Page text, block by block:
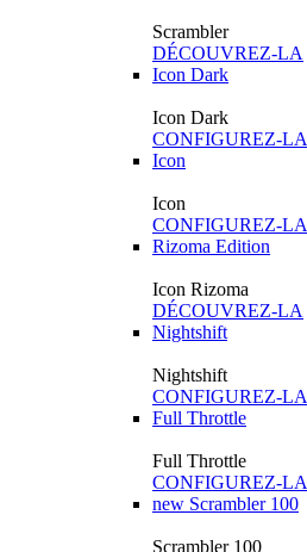
Scrambler
DÉCOUVREZ-LA
Icon Dark
Icon Dark
CONFIGUREZ-LA
Icon
Icon
CONFIGUREZ-LA
Rizoma Edition
Icon Rizoma
DÉCOUVREZ-LA
Nightshift
Nightshift
CONFIGUREZ-LA
Full Throttle
Full Throttle
CONFIGUREZ-LA
new Scrambler 100
Scrambler 100